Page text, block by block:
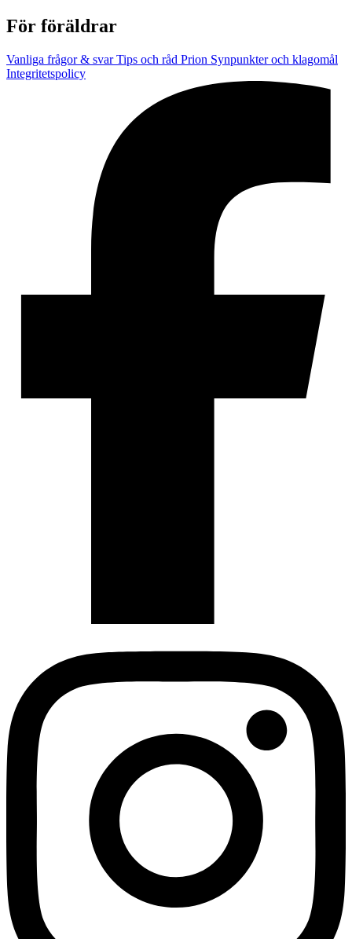
För föräldrar
Vanliga frågor & svarTips och råd Prion Synpunkter och klagomål
Integritetspolicy